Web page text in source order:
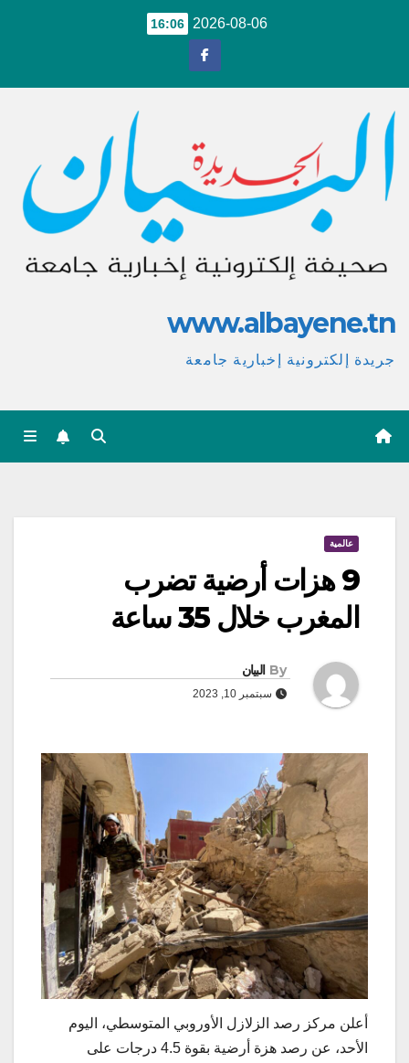
2026-08-06
16:06
www.albayene.tn
جريدة إلكترونية إخبارية جامعة
عالمية
9 هزات أرضية تضرب
المغرب خلال 35 ساعة
By البيان
سبتمبر 10, 2023
أعلن مركز رصد الزلازل الأوروبي المتوسطي، اليوم
الأحد، عن رصد هزة أرضية بقوة 4.5 درجات على